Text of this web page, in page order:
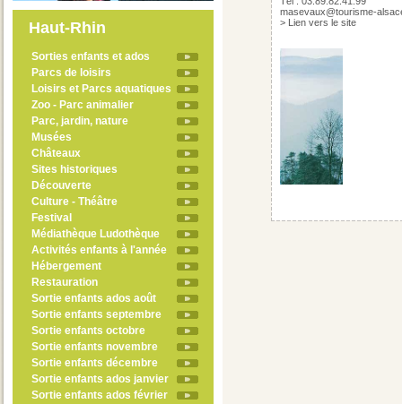
Haut-Rhin
Sorties enfants et ados
Parcs de loisirs
Loisirs et Parcs aquatiques
Zoo - Parc animalier
Parc, jardin, nature
Musées
Châteaux
Sites historiques
Découverte
Culture - Théâtre
Festival
Médiathèque Ludothèque
Activités enfants à l'année
Hébergement
Restauration
Sortie enfants ados août
Sortie enfants septembre
Sortie enfants octobre
Sortie enfants novembre
Sortie enfants décembre
Sortie enfants ados janvier
Sortie enfants ados février
masevaux@tourisme-
> Lien vers le site